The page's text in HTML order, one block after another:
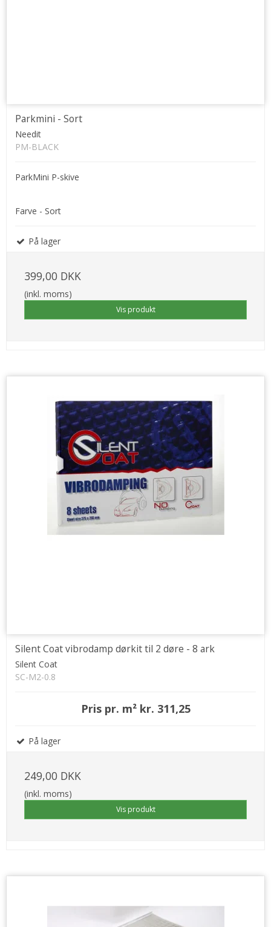
Parkmini - Sort
Needit
PM-BLACK
ParkMini P-skive
Farve - Sort
På lager
399,00 DKK
(inkl. moms)
Vis produkt
Silent Coat vibrodamp dørkit til 2 døre - 8 ark
Silent Coat
SC-M2-0.8
Pris pr. m² kr. 311,25
På lager
249,00 DKK
(inkl. moms)
Vis produkt